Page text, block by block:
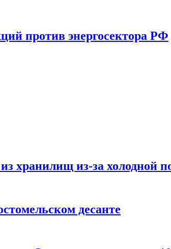
против энергосектора РФ
хранилищ из-за холодной
десанте